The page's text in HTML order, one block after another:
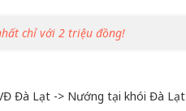
chỉ với 2 triệu đồng!
Đà Lạt -> Nướng tại khói Đà Lạt